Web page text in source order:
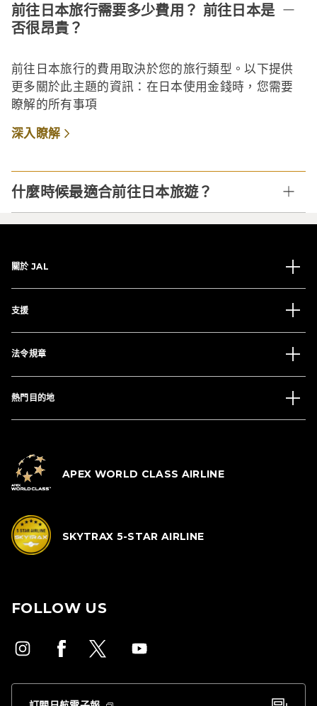
前往日本旅行需要多少費用？ 前往日本是
否很昂貴？
前往日本旅行的費用取決於您的旅行類型。以下提供
更多關於此主題的資訊：在日本使用金錢時，您需要
瞭解的所有事項
深入瞭解
什麼時候最適合前往日本旅遊？
關於 JAL
支援
法令規章
熱門目的地
APEX WORLD CLASS AIRLINE
SKYTRAX 5-STAR AIRLINE
FOLLOW US